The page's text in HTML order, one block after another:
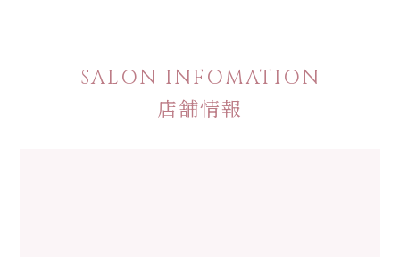
SALON INFOMATION
店舗情報